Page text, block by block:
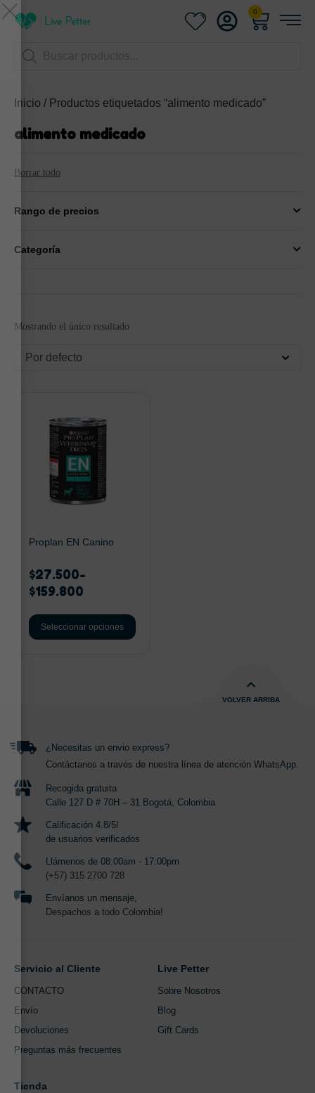
0
Inicio / Productos etiquetados “alimento medicado”
alimento medicado
Borrar todo
Rango de precios
Categoría
Mostrando el único resultado
Por defecto
Proplan EN Canino
$27.500-
$159.800
Seleccionar opciones
VOLVER ARRIBA
¿Necesitas un envio express?
Contáctanos a través de nuestra línea de atención WhatsApp.
Recogida gratuita
Calle 127 D # 70H – 31 Bogotá, Colombia
Calificación 4.8/5!
de usuarios verificados
Llámenos de 08:00am - 17:00pm
(+57) 315 2700 728
Envíanos un mensaje,
Despachos a todo Colombia!
Servicio al Cliente
CONTACTO
Envío
Devoluciones
Preguntas más frecuentes
Live Petter
Sobre Nosotros
Blog
Gift Cards
Tienda
Y GANA
trampa!